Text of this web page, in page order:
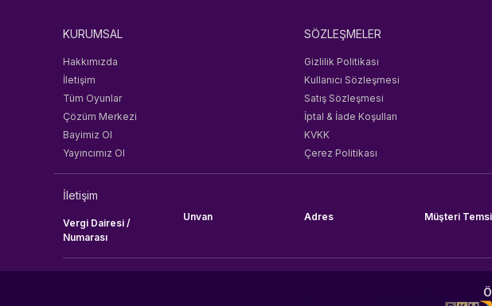
KURUMSAL
Hakkımızda
İletişim
Tüm Oyunlar
Çözüm Merkezi
Bayimiz Ol
Yayıncımız Ol
SÖZLEŞMELER
Gizlilik Politikası
Kullanıcı Sözleşmesi
Satış Sözleşmesi
İptal & İade Koşulları
KVKK
Çerez Politikası
İletişim
Vergi Dairesi /
Numarası
Unvan Adres Müşteri